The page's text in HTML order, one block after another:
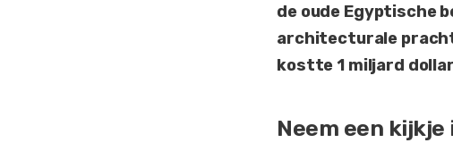
de oude Egyptische
architecturale
kostte 1 miljard
Neem een